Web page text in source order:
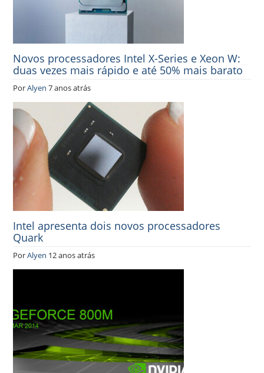
Novos processadores Intel X-Series e Xeon W:
duas vezes mais rápido e até 50% mais barato
PorAlyen 7 anos atrás
Intel apresenta dois novos processadores
Quark
PorAlyen 12 anos atrás